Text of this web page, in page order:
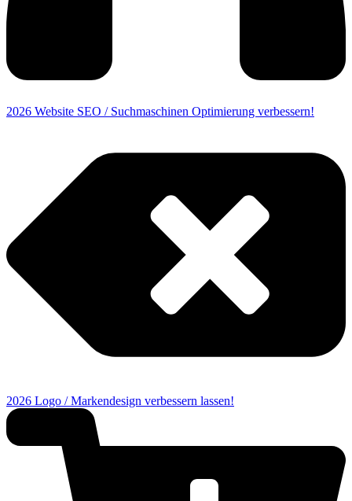
2026 Website SEO / Suchmaschinen Optimierung verbessern!
2026 Logo / Markendesign verbessern lassen!